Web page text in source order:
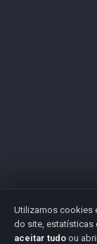
Utilizamos cookies
do site, estatísticas
aceitar tudo ou